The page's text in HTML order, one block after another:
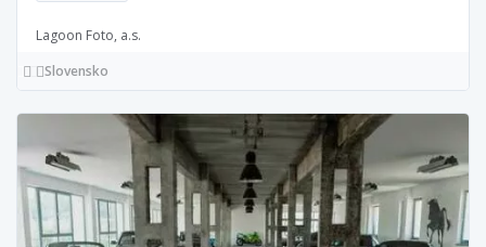
Lagoon Foto, a.s.
Slovensko